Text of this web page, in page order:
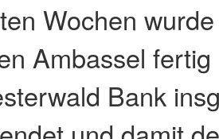
Wochen
Ambassel
Bank